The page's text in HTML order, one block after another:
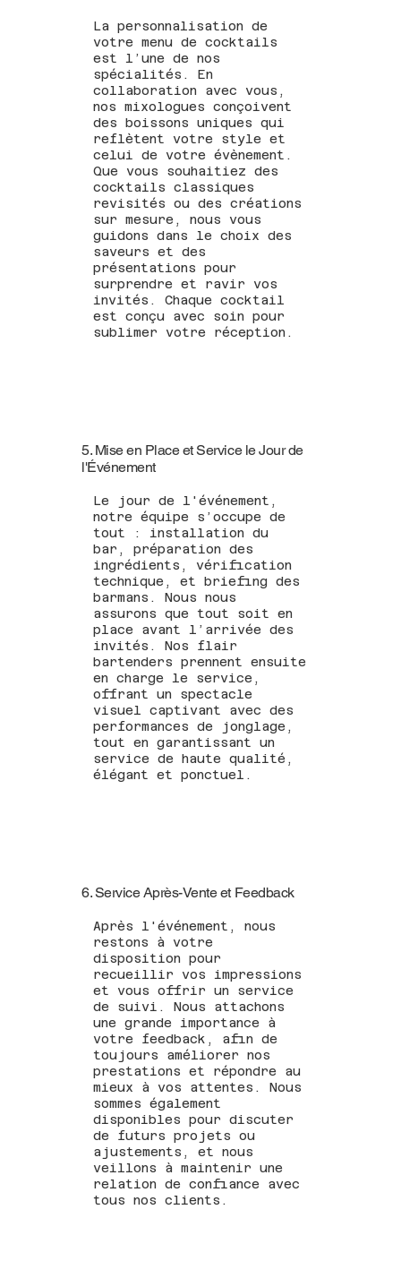
La personnalisation de
votre menu de cocktails
est l’une de nos
spécialités. En
collaboration avec vous,
nos mixologues conçoivent
des boissons uniques qui
reflètent votre style et
celui de votre évènement.
Que vous souhaitiez des
cocktails classiques
revisités ou des créations
sur mesure, nous vous
guidons dans le choix des
saveurs et des
présentations pour
surprendre et ravir vos
invités. Chaque cocktail
est conçu avec soin pour
sublimer votre réception.
5. Mise en Place et Service le Jour de
l'Événement
Le jour de l'événement,
notre équipe s’occupe de
tout : installation du
bar, préparation des
ingrédients, vérification
technique, et briefing des
barmans. Nous nous
assurons que tout soit en
place avant l’arrivée des
invités. Nos flair
bartenders prennent ensuite
en charge le service,
offrant un spectacle
visuel captivant avec des
performances de jonglage,
tout en garantissant un
service de haute qualité,
élégant et ponctuel.
6. Service Après-Vente et Feedback
Après l'événement, nous
restons à votre
disposition pour
recueillir vos impressions
et vous offrir un service
de suivi. Nous attachons
une grande importance à
votre feedback, afin de
toujours améliorer nos
prestations et répondre au
mieux à vos attentes. Nous
sommes également
disponibles pour discuter
de futurs projets ou
ajustements, et nous
veillons à maintenir une
relation de confiance avec
tous nos clients.